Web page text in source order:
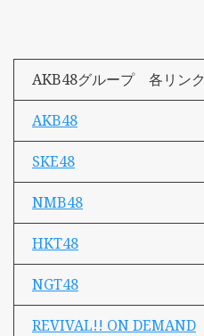
AKB48グループ 各リンク
AKB48
SKE48
NMB48
HKT48
NGT48
REVIVAL!! ON DEMAND